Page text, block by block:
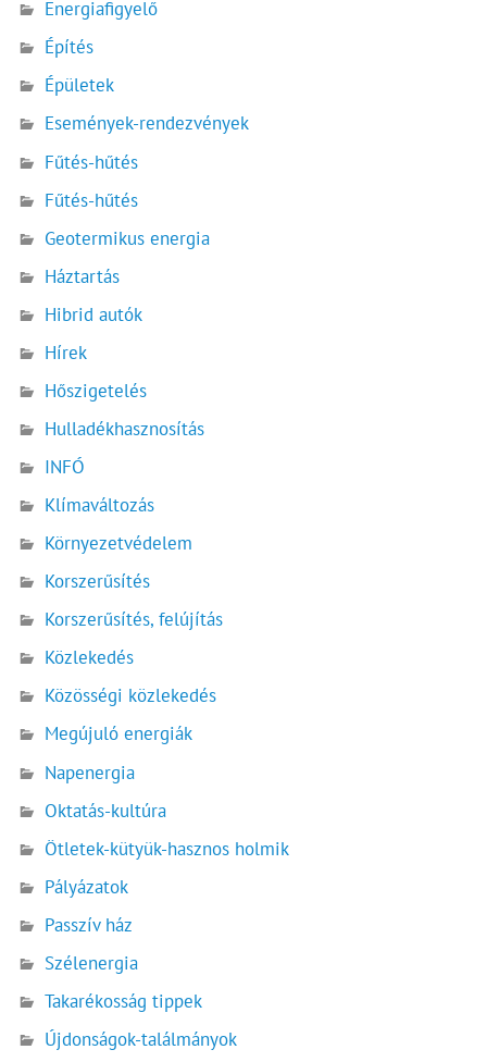
Energiafigyelő
Építés
Épületek
Események-rendezvények
Fűtés-hűtés
Fűtés-hűtés
Geotermikus energia
Háztartás
Hibrid autók
Hírek
Hőszigetelés
Hulladékhasznosítás
INFÓ
Klímaváltozás
Környezetvédelem
Korszerűsítés
Korszerűsítés, felújítás
Közlekedés
Közösségi közlekedés
Megújuló energiák
Napenergia
Oktatás-kultúra
Ötletek-kütyük-hasznos holmik
Pályázatok
Passzív ház
Szélenergia
Takarékosság tippek
Újdonságok-találmányok